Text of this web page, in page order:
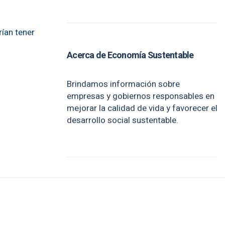
tener
Acerca de Economía Sustentable
Brindamos información sobre
empresas y gobiernos responsables en
mejorar la calidad de vida y favorecer el
desarrollo social sustentable.